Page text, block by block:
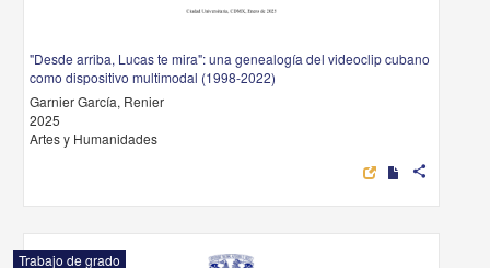
"Desde arriba, Lucas te mira": una genealogía del videoclip cubano
como dispositivo multimodal (1998-2022)
Garnier García, Renier
2025
Artes y Humanidades
share
Trabajo de grado